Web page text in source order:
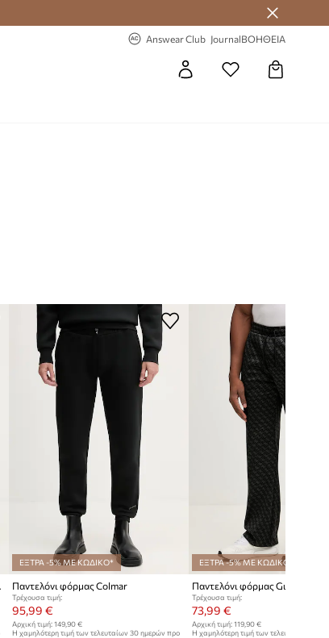
Answear Club JournalΒΟΗΘΕΙΑ
JOGGER
ΕΞΤΡΑ -5% ΜΕ ΚΩΔΙΚΟ*
Παντελόνι φόρμας Colmar
Τρέχουσα τιμή:
95,99 €
Αρχική τιμή:149,90 €
Η χαμηλότερη τιμή των τελευταίων 30 ημερών προ
ΕΞΤΡΑ -5% ΜΕ ΚΩΔΙΚΟ*
Παντελόνι φόρμας Guess
Τρέχουσα τιμή:
73,99 €
Αρχική τιμή: 119,90 €
Η χαμηλότερη τιμή των τελευταίων 30